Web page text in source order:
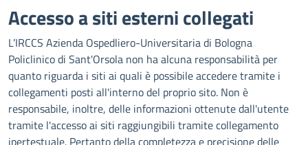
Accesso a siti esterni collegati
L’IRCCS Azienda Ospedliero-Universitaria di Bologna
Policlinico di Sant'Orsola non ha alcuna responsabilità per
quanto riguarda i siti ai quali è possibile accedere tramite i
collegamenti posti all'interno del proprio sito. Non è
responsabile, inoltre, delle informazioni ottenute dall'utente
tramite l'accesso ai siti raggiungibili tramite collegamento
ipertestuale. Pertanto della completezza e precisione delle